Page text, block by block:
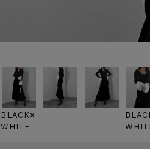
BLACK×
WHITE